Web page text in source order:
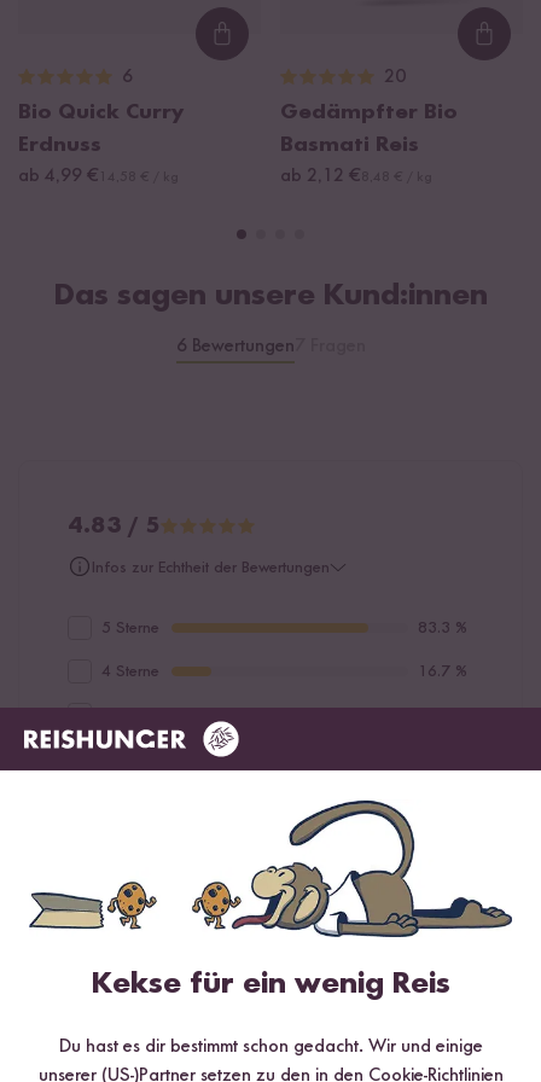
Loading...
6
Bio Quick Curry
Erdnuss
ab 4,99 €
20
Gedämpfter Bio
Basmati Reis
ab 2,12 €
Das sagen unsere Kund:innen
6 Bewertungen
4.83 / 5
Infos zur Echtheit der Bewertungen
5 Sterne 83.3 %
4 Sterne 16.7 %
Bewerte dieses Produkt
HilfreichsteNeuesteHöchste BewertungNiedrigste Bewertung
Kekse für ein wenig Reis
Du hast es dir bestimmt schon gedacht. Wir und einige
unserer (US-)Partner setzen zu den in den Cookie-Richtlinien